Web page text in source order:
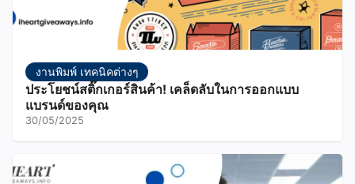
งานพิมพ์ เทคนิคต่างๆ
ประโยชน์สติ๊กเกอร์สินค้า! เคล็ดลับในการออกแบบ
แบรนด์ของคุณ
30/05/2025